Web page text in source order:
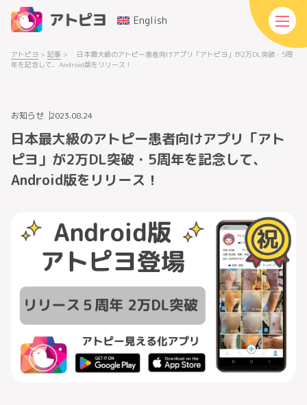
English
アトピヨ > 記事 >
日本最大級のアトピー患者向けアプリ「アトピヨ」が2万DL突破・5周
年を記念して、Android版をリリース！
お知らせ 2023.08.24
日本最大級のアトピー患者向けアプリ「アト
ピヨ」が2万DL突破・5周年を記念して、
Android版をリリース！